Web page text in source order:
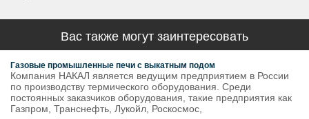
Вас также могут заинтересовать
Газовые промышленные печи с выкатным подом
Компания НАКАЛ является ведущим предприятием в России
по производству термического оборудования. Среди
постоянных заказчиков оборудования, такие предприятия как
Газпром, Транснефть, Лукойл, Роскосмос,